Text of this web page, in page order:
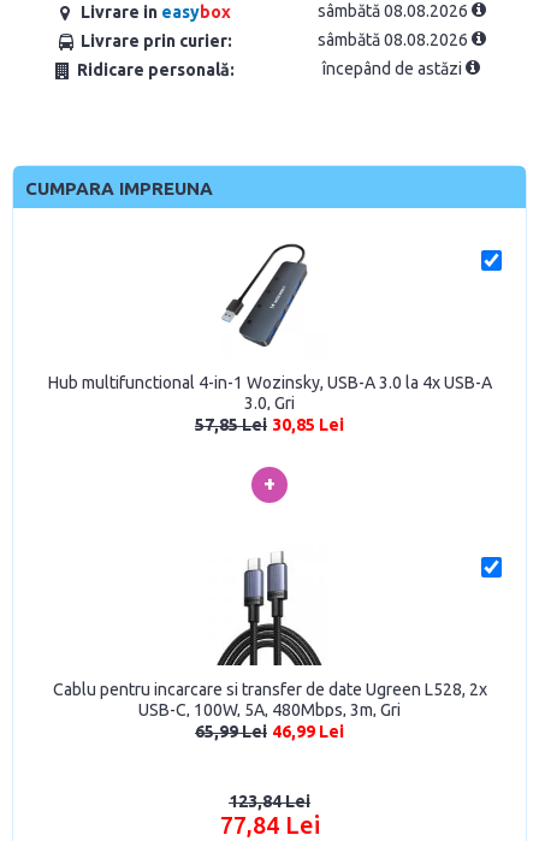
Livrare in easybox
sâmbătă 08.08.2026
Livrare prin curier:
sâmbătă 08.08.2026
Ridicare personală:
începând de astăzi
CUMPARA IMPREUNA
Hub multifunctional 4-in-1 Wozinsky, USB-A 3.0 la 4x USB-A
3.0, Gri
57,85 Lei 30,85 Lei
+
Cablu pentru incarcare si transfer de date Ugreen L528, 2x
USB-C, 100W, 5A, 480Mbps, 3m, Gri
65,99 Lei 46,99 Lei
123,84 Lei
77,84 Lei